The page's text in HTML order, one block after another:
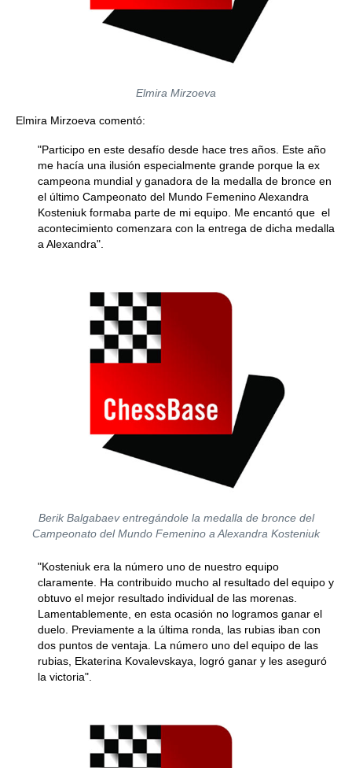
Elmira Mirzoeva
Elmira Mirzoeva comentó:
"Participo en este desafío desde hace tres años. Este año
me hacía una ilusión especialmente grande porque la ex
campeona mundial y ganadora de la medalla de bronce en
el último Campeonato del Mundo Femenino Alexandra
Kosteniuk formaba parte de mi equipo. Me encantó que el
acontecimiento comenzara con la entrega de dicha medalla
a Alexandra".
Berik Balgabaev entregándole la medalla de bronce del
Campeonato del Mundo Femenino a Alexandra Kosteniuk
"Kosteniuk era la número uno de nuestro equipo
claramente. Ha contribuido mucho al resultado del equipo y
obtuvo el mejor resultado individual de las morenas.
Lamentablemente, en esta ocasión no logramos ganar el
duelo. Previamente a la última ronda, las rubias iban con
dos puntos de ventaja. La número uno del equipo de las
rubias, Ekaterina Kovalevskaya, logró ganar y les aseguró
la victoria".